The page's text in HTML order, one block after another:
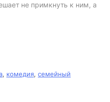
не примкнуть к ним, а
, комедия, семейный